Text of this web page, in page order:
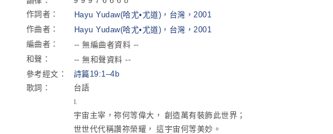
作詞者：
Hayu Yudaw(哈尤•尤道)，台灣，2001
作曲者：
Hayu Yudaw(哈尤•尤道)，台灣，2001
編曲者：
-- 無編曲者資料 --
和聲：
-- 無和聲資料 --
參考經文：
詩篇19:1–4b
歌詞：
台語
1.
宇宙主宰，祢何等偉大， 創造萬有裝飾此世界；
世世代代稱讚祢榮耀， 這宇宙何等美妙。